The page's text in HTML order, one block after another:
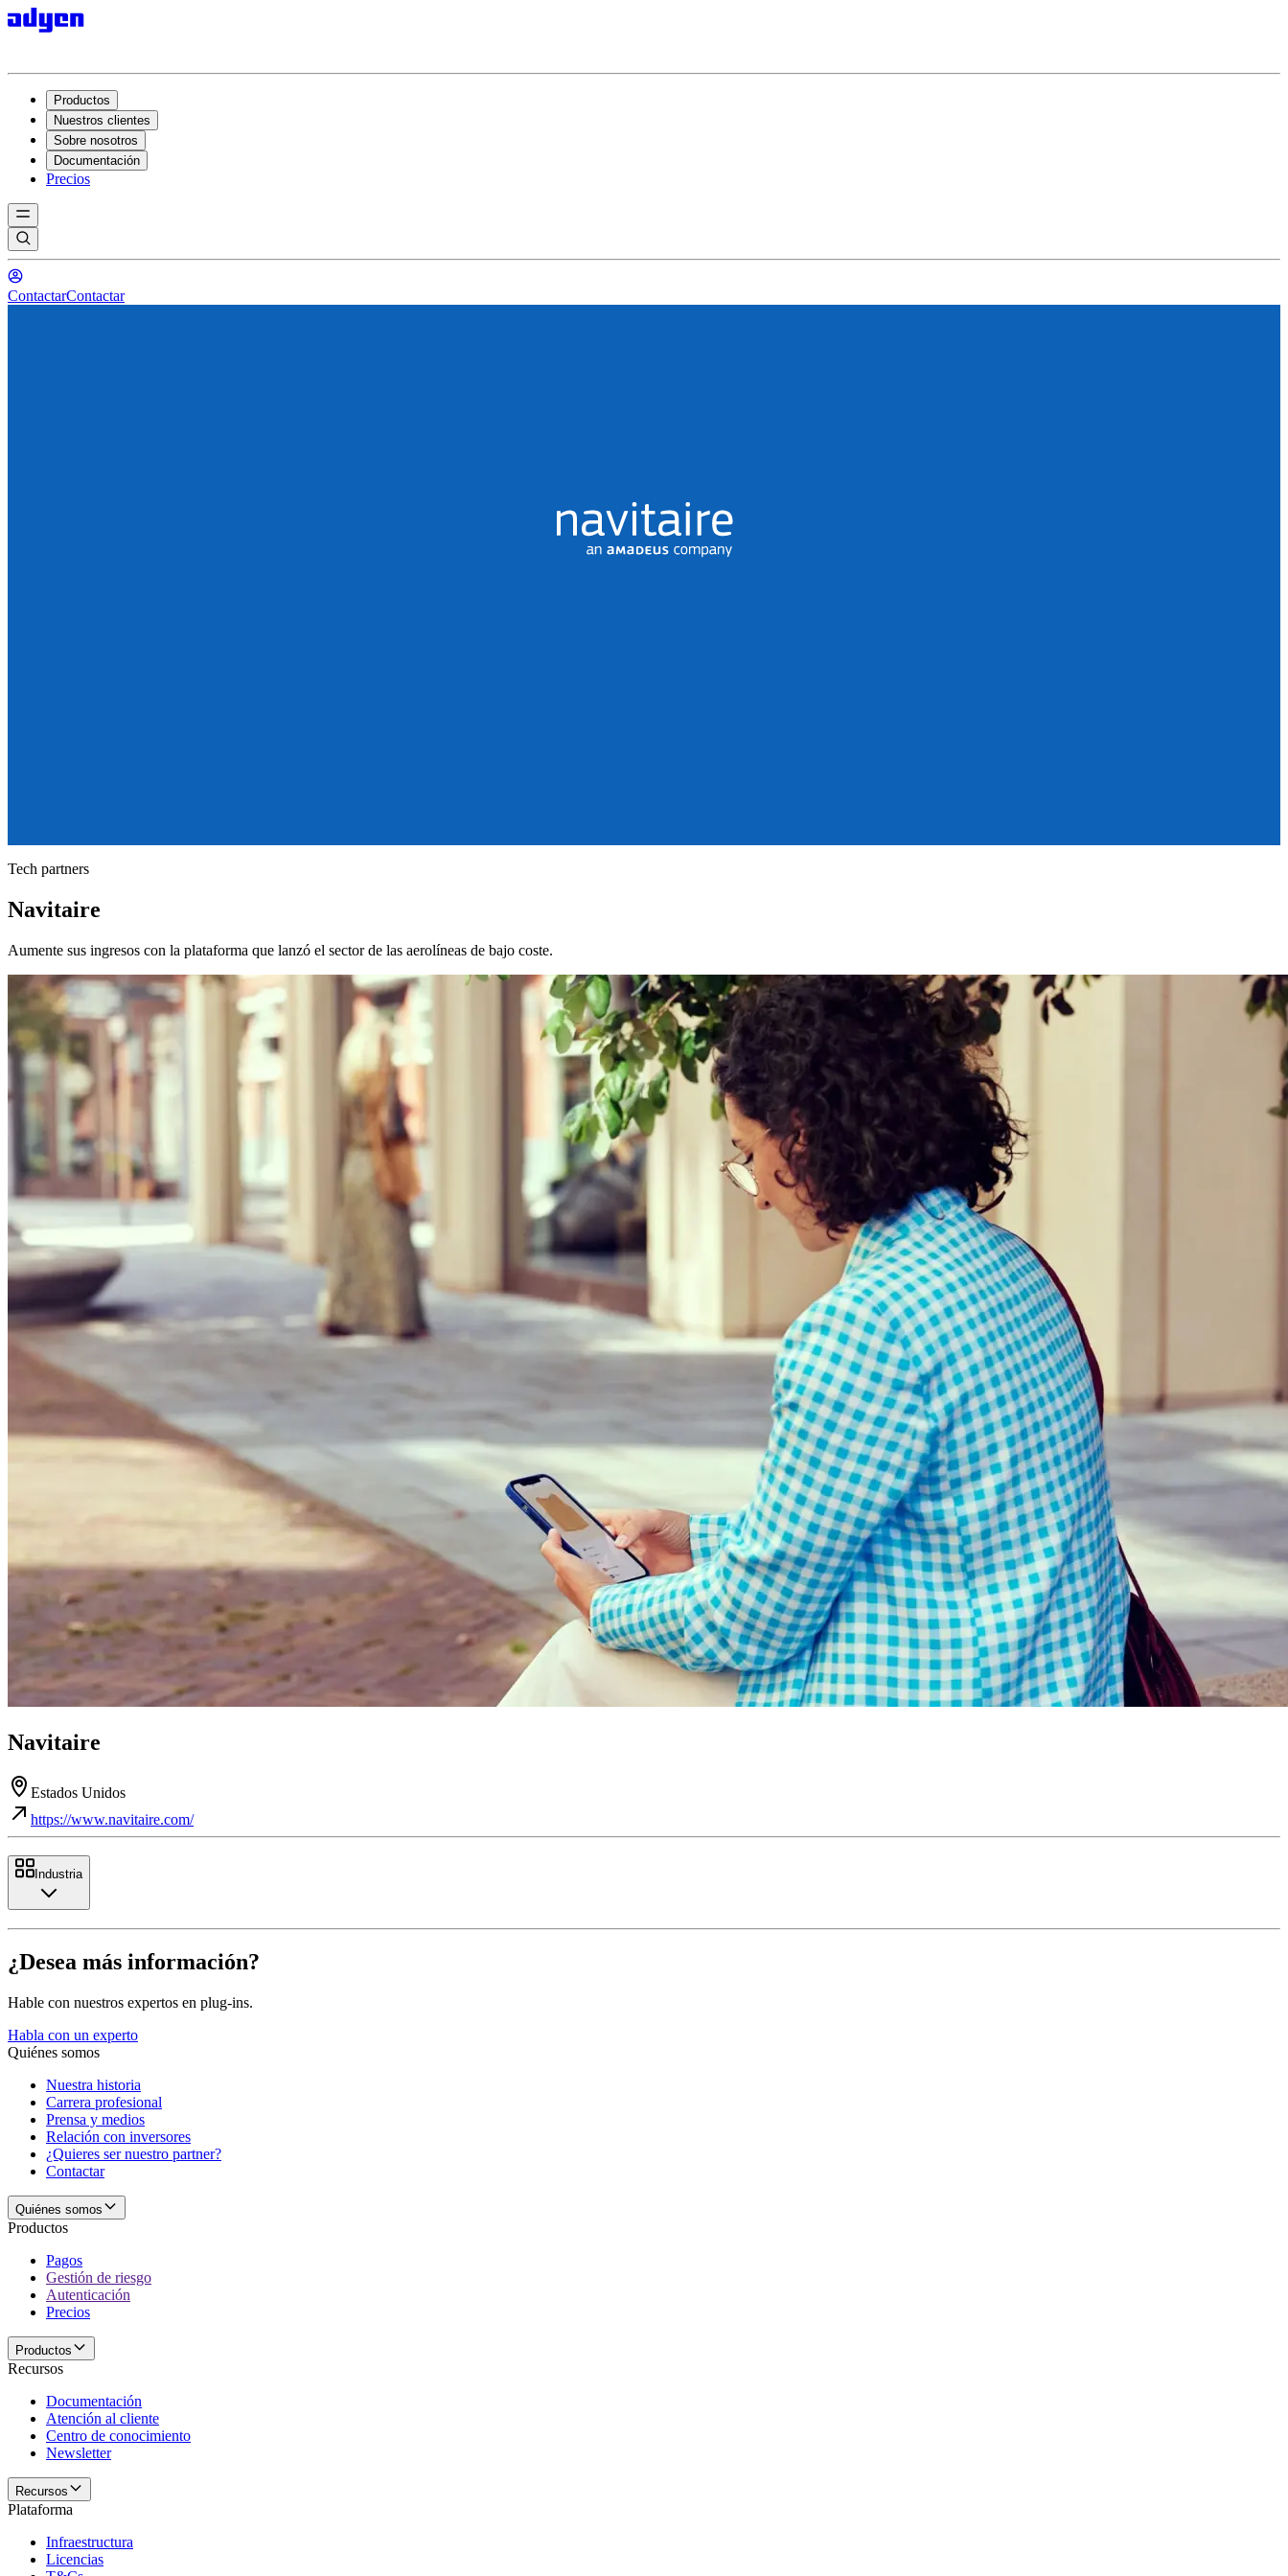
Productos
Nuestros clientes
Sobre nosotros
Documentación
Precios
ContactarContactar
Tech partners
Navitaire
Aumente sus ingresos con la plataforma que lanzó el sector de las aerolíneas de bajo coste.
Navitaire
Estados Unidos
https://www.navitaire.com/
Industria
¿Desea más información?
Hable con nuestros expertos en plug-ins.
Habla con un experto
Quiénes somos
Nuestra historia
Carrera profesional
Prensa y medios
Relación con inversores
¿Quieres ser nuestro partner?
Contactar
Quiénes somos
Productos
Pagos
Gestión de riesgo
Autenticación
Precios
Productos
Recursos
Documentación
Atención al cliente
Centro de conocimiento
Newsletter
Recursos
Plataforma
Infraestructura
Licencias